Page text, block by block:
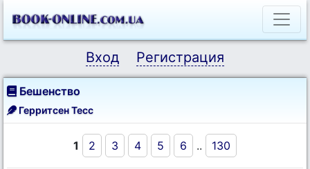
Вход Регистрация
Бешенство
Герритсен Тесс
1 2 3 4 5 6 .. 130